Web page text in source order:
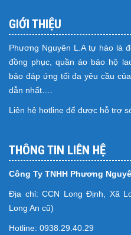
GIỚI THIỆU
Phương Nguyên L.A tự hào là
đồng phục, quần áo bảo hộ
bảo đáp ứng tối đa yêu cầu
dẫn nhất….
Liên hệ hotline để được hỗ trợ
THÔNG TIN LIÊN HỆ
Công Ty TNHH Phương
Địa chỉ: CCN Long Định, Xã
Long An cũ)
Hotline: 0938.29.40.29